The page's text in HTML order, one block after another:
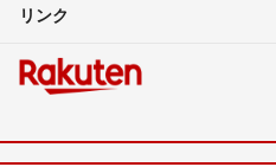
リンク